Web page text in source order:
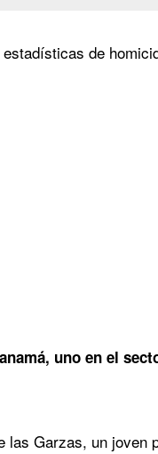
de
uno en el
las Garzas, un